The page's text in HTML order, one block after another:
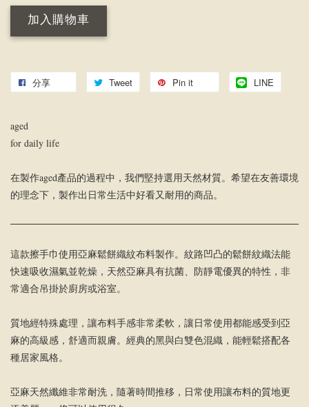
加入購物車
分享 Tweet Pin it LINE
aged
for daily life
在製作aged產品的過程中，我們堅持選用天然材質。希望在友善環境
的理念下，製作出日常生活中好看又耐用的商品。
這款擦手巾使用亞麻鬆餅織紋布料製作。紋路凹凸的鬆餅紋織法能
快速吸收濕氣並乾燥，天然亞麻具有抗菌、防靜電優異的特性，非
常適合吊掛於廚房或浴室。
質地經特殊處理，讓布料手感非常柔軟，讓日常使用都能感受到亞
麻的高級感，舒適而親膚。經典的黑與白雙色混織，能輕鬆搭配各
種居家風格。
亞麻天然纖維非常耐洗，隨著時間推移，日常使用讓布料的質地更